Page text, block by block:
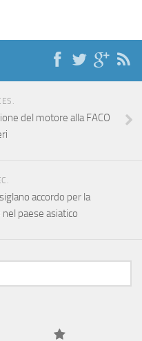
del motore alla FACO
accordo per la
paese asiatico